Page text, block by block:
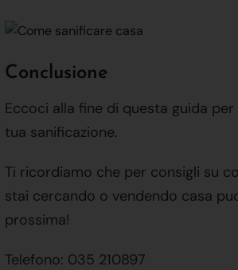
Conclusione
Eccoci alla fine di questa guida per
tua sanificazione.
Ti ricordiamo che per consigli su
stai cercando o vendendo casa
prossima!
Telefono: 035 210897